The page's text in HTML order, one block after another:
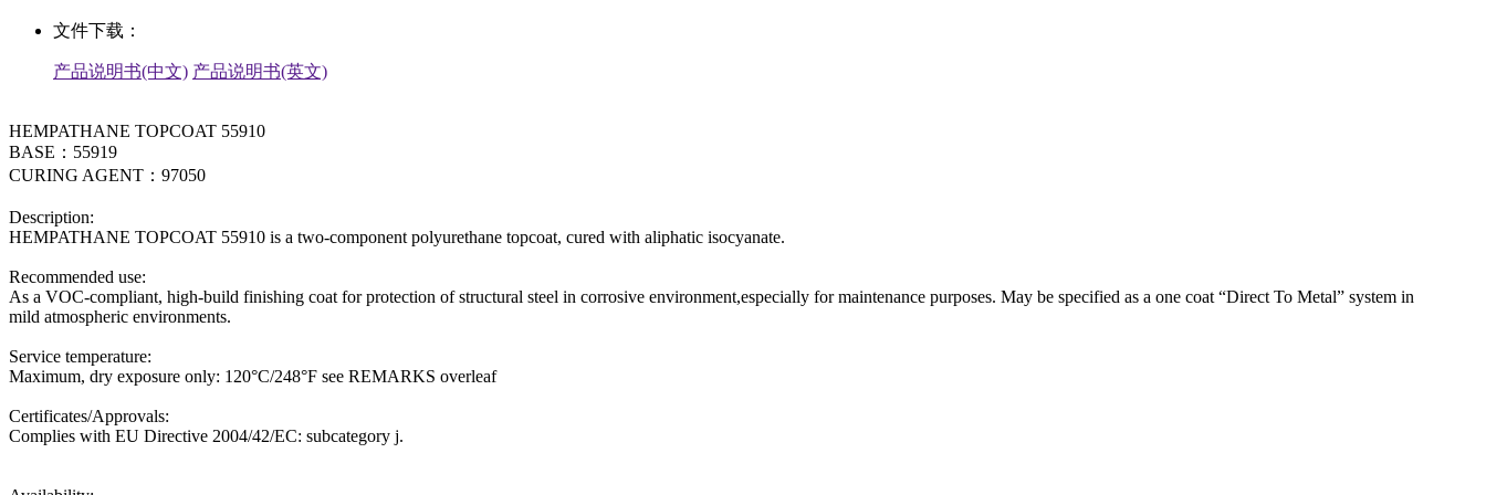
文件下载：
产品说明书(中文) 产品说明书(英文)
HEMPATHANE TOPCOAT 55910
BASE：55919
CURING AGENT：97050
Description:
HEMPATHANE TOPCOAT 55910 is a two-component polyurethane topcoat, cured with aliphatic isocyanate.
Recommended use:
As a VOC-compliant, high-build finishing coat for protection of structural steel in corrosive environment,especially for maintenance purposes. May be specified as a one coat “Direct To Metal” system in
mild atmospheric environments.
Service temperature:
Maximum, dry exposure only: 120°C/248°F see REMARKS overleaf
Certificates/Approvals:
Complies with EU Directive 2004/42/EC: subcategory j.